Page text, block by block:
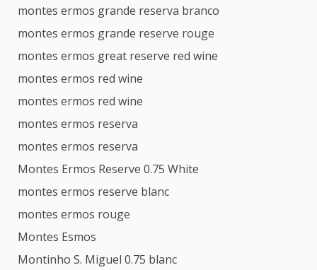
montes ermos grande reserva branco
montes ermos grande reserve rouge
montes ermos great reserve red wine
montes ermos red wine
montes ermos red wine
montes ermos reserva
montes ermos reserva
Montes Ermos Reserve 0.75 White
montes ermos reserve blanc
montes ermos rouge
Montes Esmos
Montinho S. Miguel 0.75 blanc